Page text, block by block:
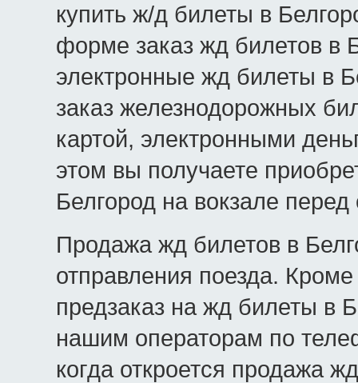
купить ж/д билеты в
форме заказ жд билетов в
электронные жд билеты в
заказ железнодорожных
картой, электронными
этом вы получаете
Белгород на вокзале
Продажа жд билетов в
отправления поезда.
предзаказ на жд билеты в
нашим операторам по
когда откроется продажа